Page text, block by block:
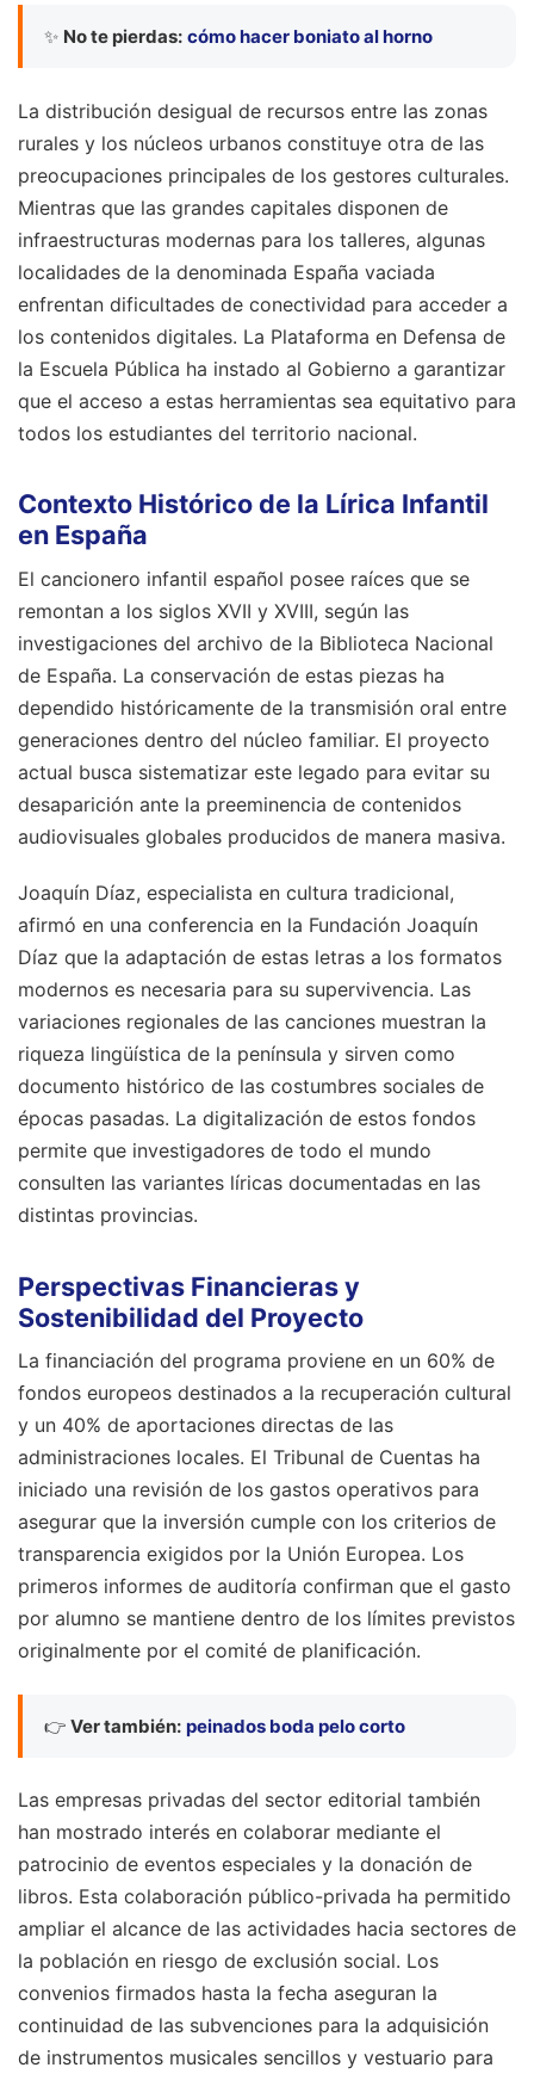
✨ No te pierdas: cómo hacer boniato al horno
La distribución desigual de recursos entre las zonas
rurales y los núcleos urbanos constituye otra de las
preocupaciones principales de los gestores culturales.
Mientras que las grandes capitales disponen de
infraestructuras modernas para los talleres, algunas
localidades de la denominada España vaciada
enfrentan dificultades de conectividad para acceder a
los contenidos digitales. La Plataforma en Defensa de
la Escuela Pública ha instado al Gobierno a garantizar
que el acceso a estas herramientas sea equitativo para
todos los estudiantes del territorio nacional.
Contexto Histórico de la Lírica Infantil
en España
El cancionero infantil español posee raíces que se
remontan a los siglos XVII y XVIII, según las
investigaciones del archivo de la Biblioteca Nacional
de España. La conservación de estas piezas ha
dependido históricamente de la transmisión oral entre
generaciones dentro del núcleo familiar. El proyecto
actual busca sistematizar este legado para evitar su
desaparición ante la preeminencia de contenidos
audiovisuales globales producidos de manera masiva.
Joaquín Díaz, especialista en cultura tradicional,
afirmó en una conferencia en la Fundación Joaquín
Díaz que la adaptación de estas letras a los formatos
modernos es necesaria para su supervivencia. Las
variaciones regionales de las canciones muestran la
riqueza lingüística de la península y sirven como
documento histórico de las costumbres sociales de
épocas pasadas. La digitalización de estos fondos
permite que investigadores de todo el mundo
consulten las variantes líricas documentadas en las
distintas provincias.
Perspectivas Financieras y
Sostenibilidad del Proyecto
La financiación del programa proviene en un 60% de
fondos europeos destinados a la recuperación cultural
y un 40% de aportaciones directas de las
administraciones locales. El Tribunal de Cuentas ha
iniciado una revisión de los gastos operativos para
asegurar que la inversión cumple con los criterios de
transparencia exigidos por la Unión Europea. Los
primeros informes de auditoría confirman que el gasto
por alumno se mantiene dentro de los límites previstos
originalmente por el comité de planificación.
👉 Ver también: peinados boda pelo corto
Las empresas privadas del sector editorial también
han mostrado interés en colaborar mediante el
patrocinio de eventos especiales y la donación de
libros. Esta colaboración público-privada ha permitido
ampliar el alcance de las actividades hacia sectores de
la población en riesgo de exclusión social. Los
convenios firmados hasta la fecha aseguran la
continuidad de las subvenciones para la adquisición
de instrumentos musicales sencillos y vestuario para